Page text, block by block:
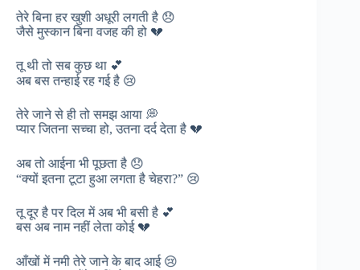
तेरे बिना हर खुशी अधूरी लगती है 😞
जैसे मुस्कान बिना वजह की हो 💔
तू थी तो सब कुछ था 💕
अब बस तन्हाई रह गई है 😢
तेरे जाने से ही तो समझ आया 💭
प्यार जितना सच्चा हो, उतना दर्द देता है 💔
अब तो आईना भी पूछता है 😞
“क्यों इतना टूटा हुआ लगता है चेहरा?” 😢
तू दूर है पर दिल में अब भी बसी है 💕
बस अब नाम नहीं लेता कोई 💔
आँखों में नमी तेरे जाने के बाद आई 😢